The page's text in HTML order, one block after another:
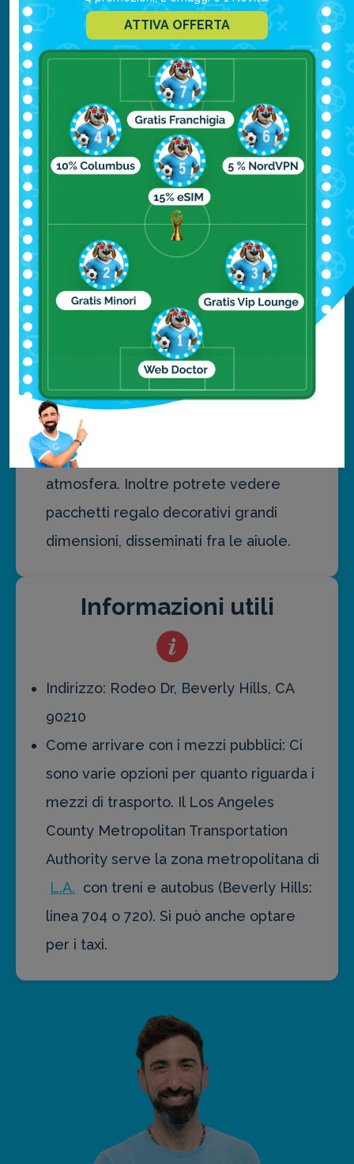
più costose del mondo. -Durante il
Fashion Night Out, nel mese di
settembre, i negozi rimangono aperti
fino a tardi.
Rodeo Drive è apparsa in molti film, ma
il più famoso è sicuramente Pretty
Woman. Lungo questi caratteristici viali
e marciapiedi, Julia Roberts ha potuto
rinnovare il suo guardaroba, creando una
sequenza ripresa da centinaia e
centinaia di film.
A novembre, con l’avvicinarsi delle feste
natalizie, si svolge l’Holiday Lighting
Celebration.
Durante questo periodo le luci e la
musica di Natale creano la giusta
atmosfera. Inoltre potrete vedere
pacchetti regalo decorativi grandi
dimensioni, disseminati fra le aiuole.
Informazioni utili
Indirizzo: Rodeo Dr, Beverly Hills, CA
90210
Come arrivare con i mezzi pubblici: Ci
sono varie opzioni per quanto riguarda i
mezzi di trasporto. Il Los Angeles
County Metropolitan Transportation
Authority serve la zona metropolitana di
L.A. con treni e autobus (Beverly Hills:
linea 704 o 720). Si può anche optare
per i taxi.
ATTIVA OFFERTA